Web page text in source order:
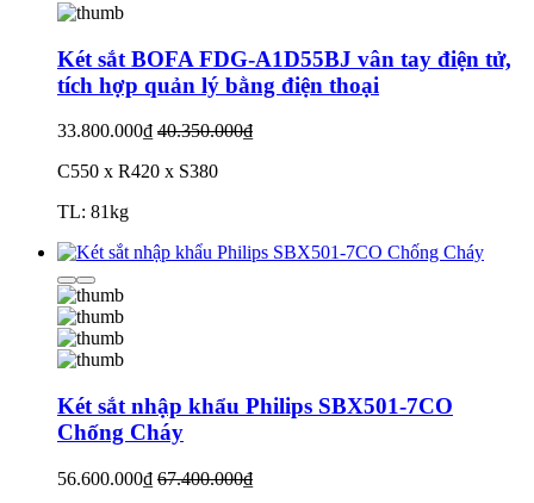
Két sắt BOFA FDG-A1D55BJ vân tay điện tử,
tích hợp quản lý bằng điện thoại
33.800.000₫ 40.350.000₫
C550 x R420 x S380
TL: 81kg
Két sắt nhập khẩu Philips SBX501-7CO
Chống Cháy
56.600.000₫ 67.400.000₫